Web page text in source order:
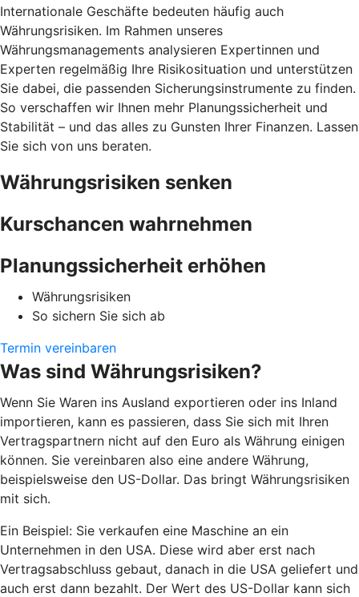
Internationale Geschäfte bedeuten häufig auch
Währungsrisiken. Im Rahmen unseres
Währungsmanagements analysieren Expertinnen und
Experten regelmäßig Ihre Risikosituation und unterstützen
Sie dabei, die passenden Sicherungsinstrumente zu finden.
So verschaffen wir Ihnen mehr Planungssicherheit und
Stabilität – und das alles zu Gunsten Ihrer Finanzen. Lassen
Sie sich von uns beraten.
Währungsrisiken senken
Kurschancen wahrnehmen
Planungssicherheit erhöhen
Währungsrisiken
So sichern Sie sich ab
Termin vereinbaren
Was sind Währungsrisiken?
Wenn Sie Waren ins Ausland exportieren oder ins Inland
importieren, kann es passieren, dass Sie sich mit Ihren
Vertragspartnern nicht auf den Euro als Währung einigen
können. Sie vereinbaren also eine andere Währung,
beispielsweise den US-Dollar. Das bringt Währungsrisiken
mit sich.
Ein Beispiel: Sie verkaufen eine Maschine an ein
Unternehmen in den USA. Diese wird aber erst nach
Vertragsabschluss gebaut, danach in die USA geliefert und
auch erst dann bezahlt. Der Wert des US-Dollar kann sich